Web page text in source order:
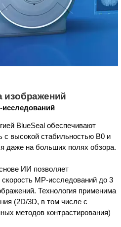
изображений
исследований
BlueSeal обеспечивают
с высокой стабильностью B0 и
даже на больших полях обзора.
ИИ позволяет
МР-исследований до 3
Технология применима
(2D/3D, в том числе с
методов контрастирования)